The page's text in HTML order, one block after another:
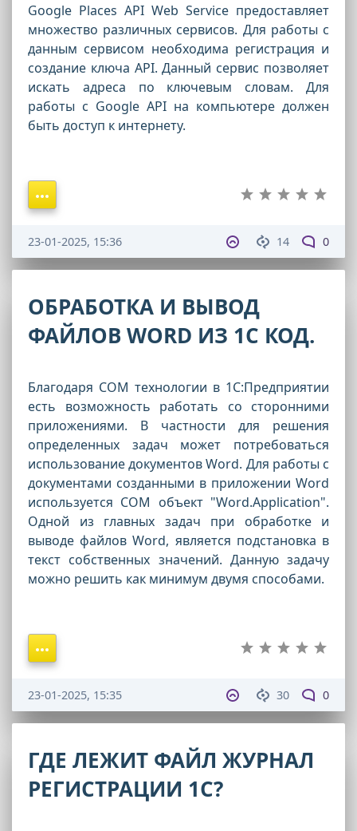
Google Places API Web Service предоставляет
множество различных сервисов. Для работы с
данным сервисом необходима регистрация и
создание ключа API. Данный сервис позволяет
искать адреса по ключевым словам. Для
работы с Google API на компьютере должен
быть доступ к интернету.
14 0
23-01-2025, 15:36
ОБРАБОТКА И ВЫВОД
ФАЙЛОВ WORD ИЗ 1С КОД.
Благодаря COM технологии в 1С:Предприятии
есть возможность работать со сторонними
приложениями. В частности для решения
определенных задач может потребоваться
использование документов Word. Для работы с
документами созданными в приложении Word
используется COM объект "Word.Application".
Одной из главных задач при обработке и
выводе файлов Word, является подстановка в
текст собственных значений. Данную задачу
можно решить как минимум двумя способами.
30 0
23-01-2025, 15:35
ГДЕ ЛЕЖИТ ФАЙЛ ЖУРНАЛ
РЕГИСТРАЦИИ 1С?